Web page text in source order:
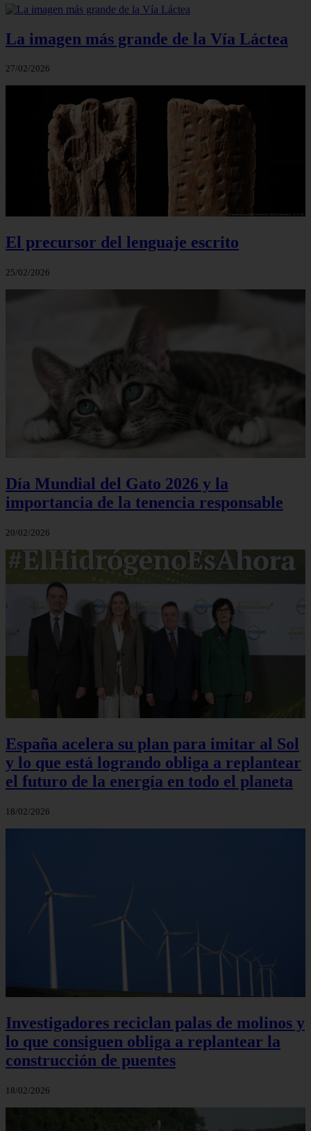
La imagen más grande de la Vía Láctea
27/02/2026
El precursor del lenguaje escrito
25/02/2026
Día Mundial del Gato 2026 y la
importancia de la tenencia responsable
20/02/2026
España acelera su plan para imitar al Sol
y lo que está logrando obliga a replantear
el futuro de la energía en todo el planeta
18/02/2026
Investigadores reciclan palas de molinos y
lo que consiguen obliga a replantear la
construcción de puentes
18/02/2026